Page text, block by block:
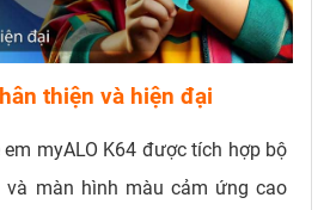
thiện và hiện đại
myALO K64 được tích hợp bộ
và màn hình màu cảm ứng cao